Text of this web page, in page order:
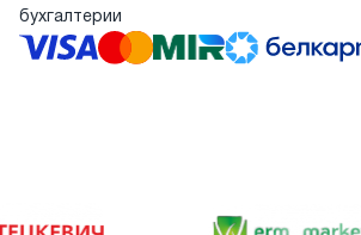
бухгалтерии